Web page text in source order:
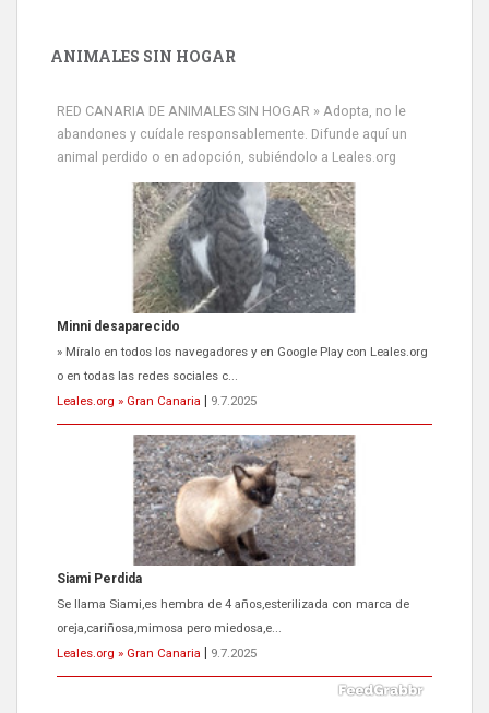
ANIMALES SIN HOGAR
RED CANARIA DE ANIMALES SIN HOGAR » Adopta, no le
abandones y cuídale responsablemente. Difunde aquí un
animal perdido o en adopción, subiéndolo a Leales.org
Minni desaparecido
» Míralo en todos los navegadores y en Google Play con Leales.org
o en todas las redes sociales c...
Leales.org » Gran Canaria
9.7.2025
Siami Perdida
Se llama Siami,es hembra de 4 años,esterilizada con marca de
oreja,cariñosa,mimosa pero miedosa,e...
Leales.org » Gran Canaria
9.7.2025